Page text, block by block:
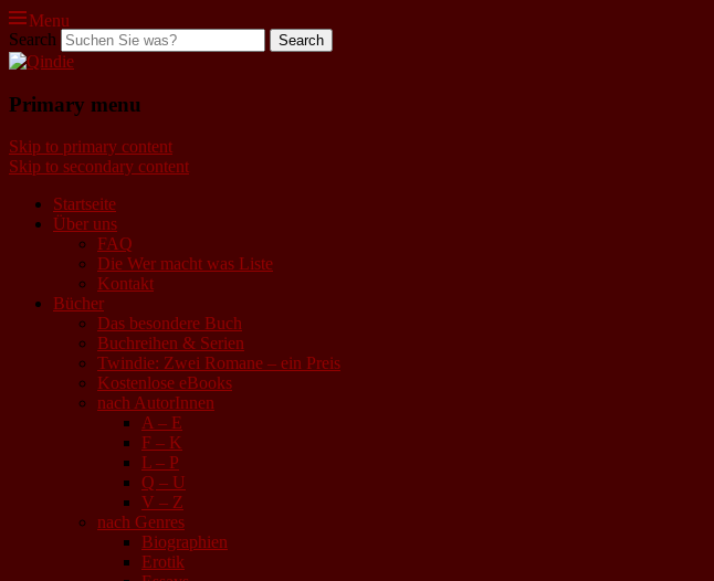
Menu
Qindie
Search
Primary menu
Skip to primary content
Skip to secondary content
Startseite
Über uns
FAQ
Die Wer macht was Liste
Kontakt
Bücher
Das besondere Buch
Buchreihen & Serien
Twindie: Zwei Romane – ein Preis
Kostenlose eBooks
nach AutorInnen
A – E
F – K
L – P
Q – U
V – Z
nach Genres
Biographien
Erotik